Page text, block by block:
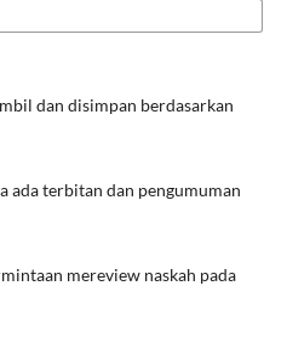
dan disimpan berdasarkan